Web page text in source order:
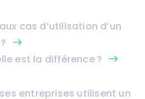
cas d’utilisation d’un
east
est la différence ? east
entreprises utilisent un